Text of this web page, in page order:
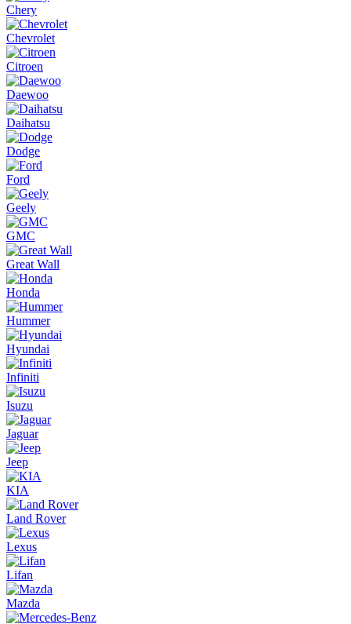
Chery
Chevrolet
Citroen
Daewoo
Daihatsu
Dodge
Ford
Geely
GMC
Great Wall
Honda
Hummer
Hyundai
Infiniti
Isuzu
Jaguar
Jeep
KIA
Land Rover
Lexus
Lifan
Mazda